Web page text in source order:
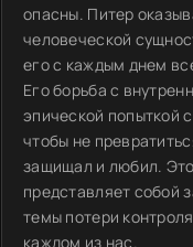
опасны. Питер
человеческой
его с каждым днем
Его борьба с
эпической попыткой
чтобы не
защищал и любил.
представляет собой
темы потери
каждом из нас.